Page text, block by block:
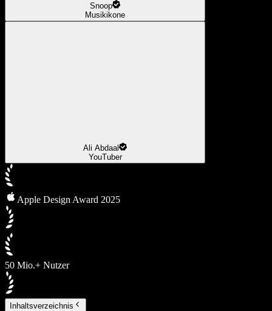
Snoop
Musikikone
Ali Abdaal
YouTuber
Apple Design Award 2025
50 Mio.+ Nutzer
Inhaltsverzeichnis